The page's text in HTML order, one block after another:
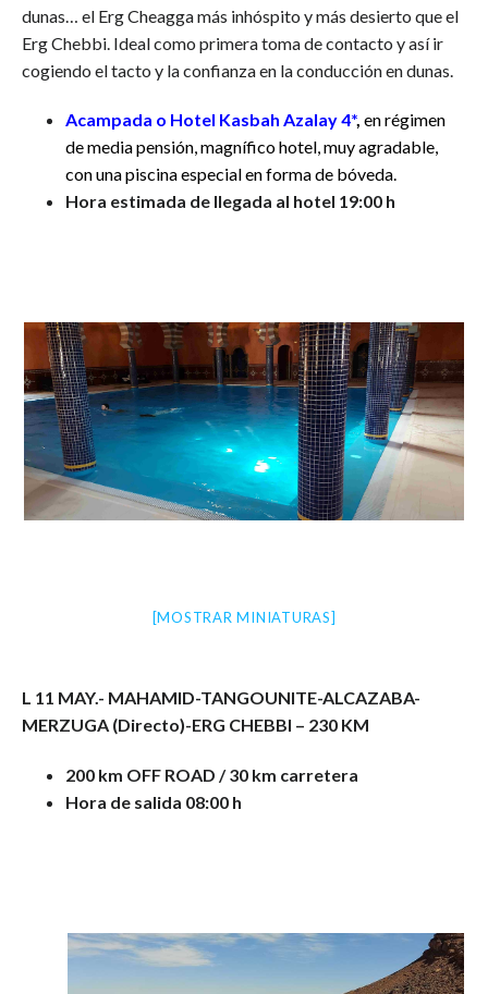
dunas… el Erg Cheagga más inhóspito y más desierto que el
Erg Chebbi. Ideal como primera toma de contacto y así ir
cogiendo el tacto y la confianza en la conducción en dunas.
Acampada o Hotel Kasbah Azalay 4*, en régimen
de media pensión, magnífico hotel, muy agradable,
con una piscina especial en forma de bóveda.
Hora estimada de llegada al hotel 19:00 h
[MOSTRAR MINIATURAS]
L 11 MAY.- MAHAMID-TANGOUNITE-ALCAZABA-
MERZUGA (Directo)-ERG CHEBBI – 230 KM
200 km OFF ROAD / 30 km carretera
Hora de salida 08:00 h